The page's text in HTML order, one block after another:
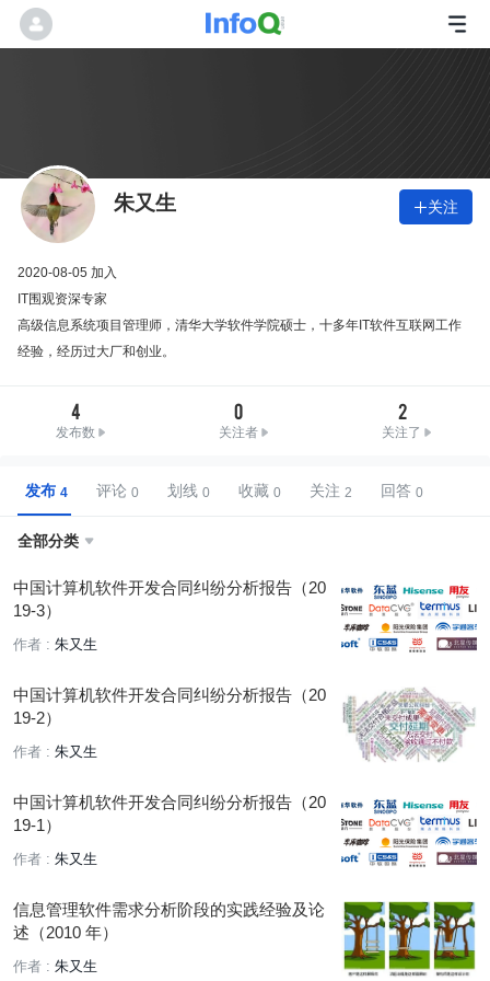
朱又生 关注
2020-08-05 加入
IT围观资深专家
高级信息系统项目管理师，清华大学软件学院硕士，十多年IT软件互联网工作
经验，经历过大厂和创业。
4
发布数
0
关注者
2
关注了
发布 评论 划线 收藏 关注 回答
全部分类 
中国计算机软件开发合同纠纷分析报告（20
19-3）
作者 : 朱又生
中国计算机软件开发合同纠纷分析报告（20
19-2）
作者 : 朱又生
中国计算机软件开发合同纠纷分析报告（20
19-1）
作者 : 朱又生
信息管理软件需求分析阶段的实践经验及论
述（2010 年）
作者 : 朱又生